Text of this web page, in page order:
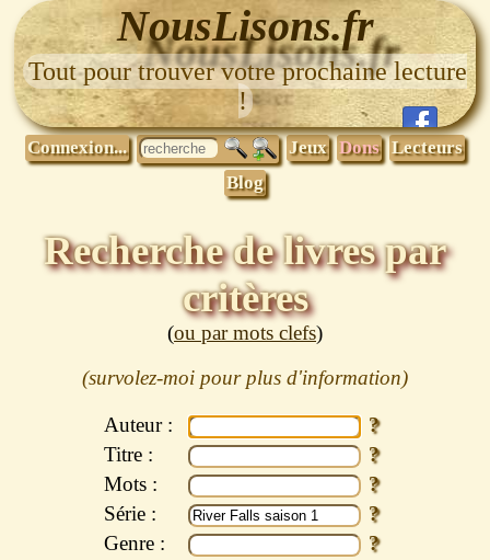
NousLisons.fr
Tout pour trouver votre prochaine lecture
!
Connexion... Jeux Dons Lecteurs
Blog
Recherche de livres par
critères
(ou par mots clefs)
Auteur :
Titre :
Mots :
Série :
Genre :